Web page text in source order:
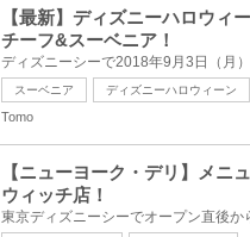
【最新】ディズニーハロウィ
チーフ&スーベニア！
スーベニア ディズニーハロウィーン
Tomo
【ニューヨーク・デリ】メニ
ウィッチ店！